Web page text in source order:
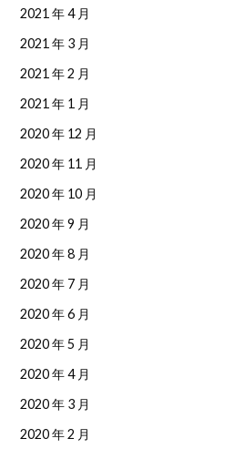
2021 年 4 月
2021 年 3 月
2021 年 2 月
2021 年 1 月
2020 年 12 月
2020 年 11 月
2020 年 10 月
2020 年 9 月
2020 年 8 月
2020 年 7 月
2020 年 6 月
2020 年 5 月
2020 年 4 月
2020 年 3 月
2020 年 2 月